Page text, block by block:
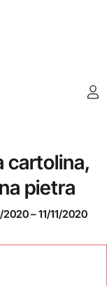
cartolina,
pietra
2020–11/11/2020